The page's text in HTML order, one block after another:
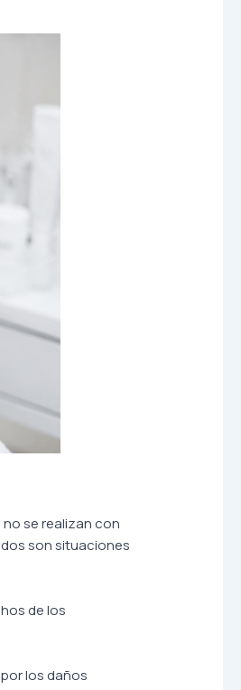
se realizan con
son situaciones
de los
los daños